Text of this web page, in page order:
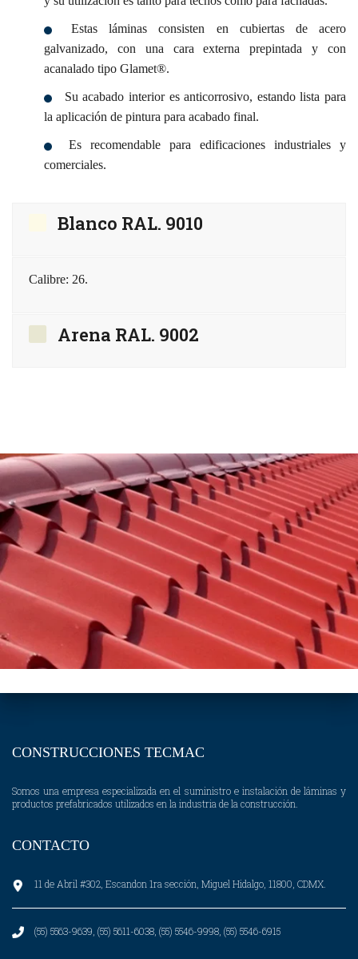
Estas láminas consisten en cubiertas de acero
galvanizado, con una cara externa prepintada y con
acanalado tipo Glamet®.
Su acabado interior es anticorrosivo, estando lista para
la aplicación de pintura para acabado final.
Es recomendable para edificaciones industriales y
comerciales.
Blanco RAL. 9010
Calibre: 26.
Arena RAL. 9002
CONSTRUCCIONES TECMAC
Somos una empresa especializada en el suministro e instalación de láminas y
productos prefabricados utilizados en la industria de la construcción.
CONTACTO
11 de Abril #302, Escandon 1ra sección, Miguel Hidalgo, 11800, CDMX.
(55) 5563-9639, (55) 5611-6038, (55) 5546-9998, (55) 5546-6915